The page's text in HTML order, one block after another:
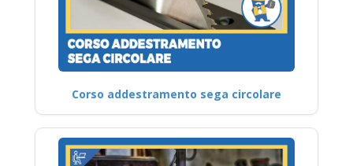
Corso addestramento sega circolare